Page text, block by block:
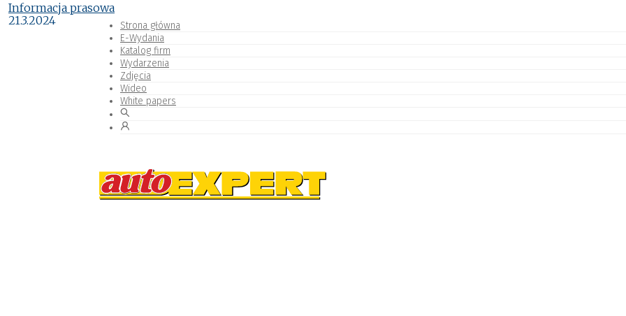
Strona główna
E-Wydania
Katalog firm
Wydarzenia
Zdjęcia
Wideo
White papers
Informacja prasowa
21.3.2024